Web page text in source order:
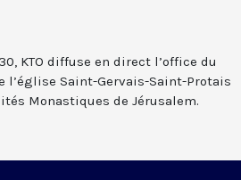
KTO diffuse en direct l’office du
Saint-Gervais-Saint-Protais
Monastiques de Jérusalem.